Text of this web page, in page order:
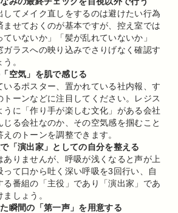
してメイク直しをするのは避けたい行為
ませておくのが基本ですが、控え室では
ていないか」「髪が乱れていないか」
ガラスへの映り込みでさりげなく確認す
。
空気」を肌で感じる
いるポスター、置かれている社内報、す
ーンなどに注目してください。レジス
うに「作り手が楽しむ文化」がある会社
じる会社なのか、その空気感を掴むこと
のトーンを調整できます。
「演出家」としての自分を整える
りませんが、呼吸が浅くなると声が上
って口から吐く深い呼吸を3回行い、自
る番組の「主役」であり「演出家」であ
しょう。
瞬間の「第一声」を用意する